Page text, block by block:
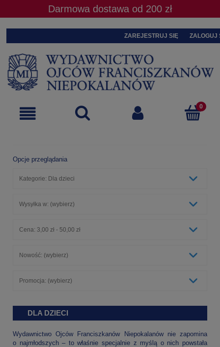
Darmowa dostawa od 200 zł
ZAREJESTRUJ SIĘ ZALOGUJ
Opcje przeglądania
Kategorie: Dla dzieci
Wysyłka w: (wybierz)
Cena: 3,00 zł - 50,00 zł
Nowość: (wybierz)
Promocja: (wybierz)
DLA DZIECI
Wydawnictwo Ojców Franciszkanów Niepokalanów nie zapomina
o najmłodszych – to właśnie specjalnie z myślą o nich powstała